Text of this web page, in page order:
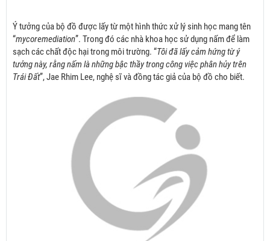
Ý tưởng của bộ đồ được lấy từ một hình thức xử lý sinh học mang tên
“mycoremediation”. Trong đó các nhà khoa học sử dụng nấm để làm
sạch các chất độc hại trong môi trường. “Tôi đã lấy cảm hứng từ ý
tưởng này, rằng nấm là những bậc thầy trong công việc phân hủy trên
Trái Đất”, Jae Rhim Lee, nghệ sĩ và đồng tác giả của bộ đồ cho biết.